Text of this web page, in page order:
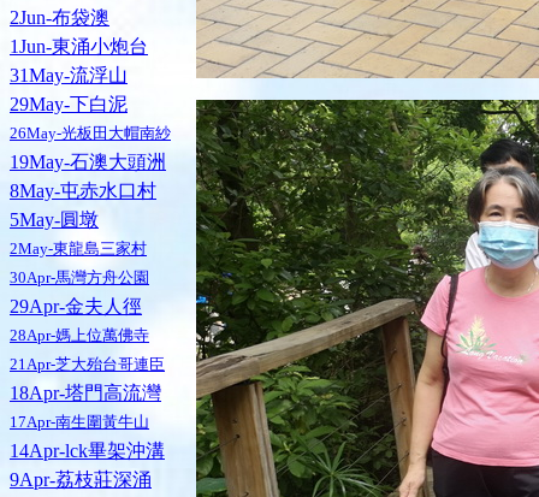
2Jun-布袋澳
1Jun-東涌小炮台
31May-流浮山
29May-下白泥
26May-光板田大帽南紗
19May-石澳大頭洲
8May-屯赤水口村
5May-圓墩
2May-東龍島三家村
30Apr-馬灣方舟公園
29Apr-金夫人徑
28Apr-媽上位萬佛寺
21Apr-芝大殆台哥連臣
18Apr-塔門高流灣
17Apr-南生圍黃牛山
14Apr-lck畢架沖溝
9Apr-荔枝莊深涌